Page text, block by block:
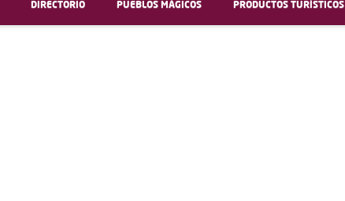
DIRECTORIO PUEBLOS MÁGICOS PRODUCTOS TURÍSTICOS